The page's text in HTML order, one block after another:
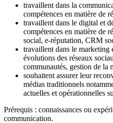
travaillent dans la
compétences en matière de
travaillent dans le digital et
compétences en matière de
social, e-réputation, CRM
travaillent dans le marketing
évolutions des réseaux
communautés, gestion de la
souhaitent assurer leur
médias traditionnels
actuelles et opérationnelles
Prérequis : connaissances ou
communication.